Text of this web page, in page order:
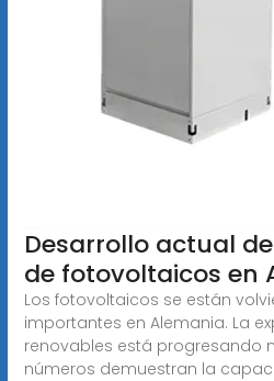
Desarrollo actual
de fotovoltaicos en
Los fotovoltaicos se están
importantes en Alemania. La
renovables está progresando
números demuestran la